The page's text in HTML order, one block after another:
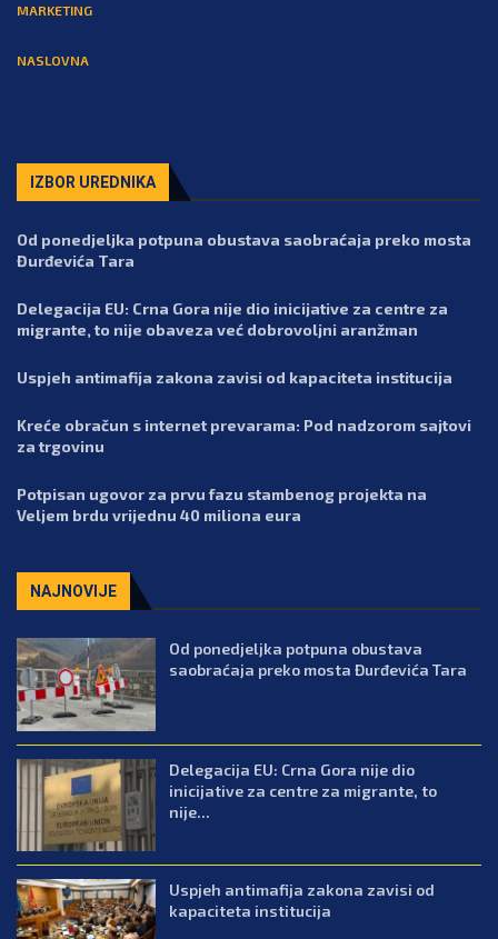
MARKETING
NASLOVNA
IZBOR UREDNIKA
Od ponedjeljka potpuna obustava saobraćaja preko mosta
Đurđevića Tara
Delegacija EU: Crna Gora nije dio inicijative za centre za
migrante, to nije obaveza već dobrovoljni aranžman
Uspjeh antimafija zakona zavisi od kapaciteta institucija
Kreće obračun s internet prevarama: Pod nadzorom sajtovi
za trgovinu
Potpisan ugovor za prvu fazu stambenog projekta na
Veljem brdu vrijednu 40 miliona eura
NAJNOVIJE
Od ponedjeljka potpuna obustava
saobraćaja preko mosta Đurđevića Tara
Delegacija EU: Crna Gora nije dio
inicijative za centre za migrante, to
nije...
Uspjeh antimafija zakona zavisi od
kapaciteta institucija